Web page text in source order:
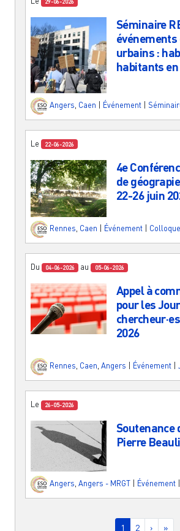
29-06-2026
Séminaire
urbains :
habitants
Angers Caen Événement
Le 22-06-2026
4e
de
22-26 juin
Rennes, Caen Événement
Du 04-06-2026 au 05-06-2026
Appel à
pour les
2026
Rennes, Caen, Angers Événement
Le 26-05-2026
Soutenance
Pierre
Angers Angers - MRGT Événement
Page courante
1 Page
2 Page
› »